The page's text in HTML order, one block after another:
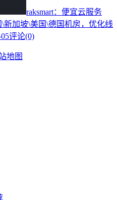
raksmart：便宜云服务
新加坡\美国\德国机房，优化线
评论(0)
地图